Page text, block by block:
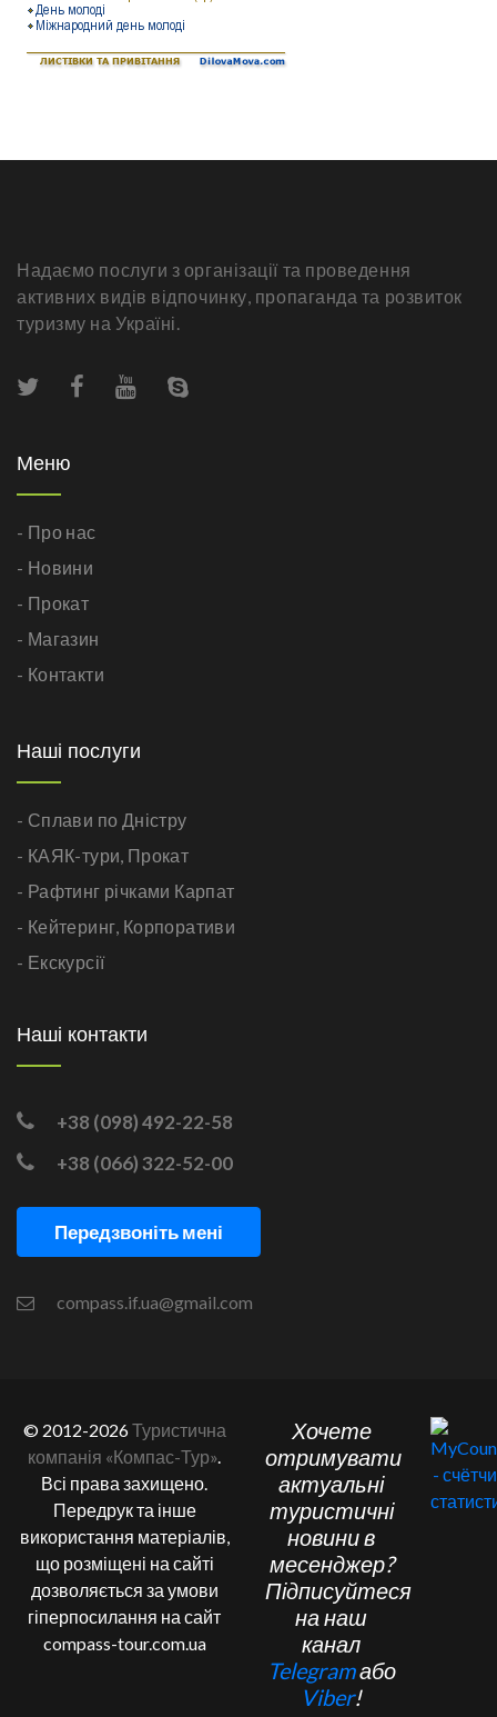
Надаємо послуги з організації та проведення
активних видів відпочинку, пропаганда та розвиток
туризму на Україні.
Меню
- Про нас
- Новини
- Прокат
- Магазин
- Контакти
Наші послуги
- Сплави по Дністру
- КАЯК-тури, Прокат
- Рафтинг річками Карпат
- Кейтеринг, Корпоративи
- Екскурсії
Наші контакти
+38 (098) 492-22-58
+38 (066) 322-52-00
Передзвоніть мені
compass.if.ua@gmail.com
© 2012-2026Туристична
компанія «Компас-Тур»
Всі права захищено.
Передрук та інше
використання матеріалів,
що розміщені на сайті
дозволяється за умови
гіперпосилання на сайт
compass-tour.com.ua
Хочете
отримувати
актуальні
туристичні
новини в
месенджер?
Підписуйтеся
на наш
канал
Telegramабо
Viber!